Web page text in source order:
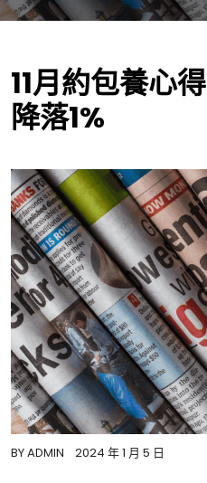
11月約包養心
降落1%
BYADMIN 2024 年 1 月 5 日